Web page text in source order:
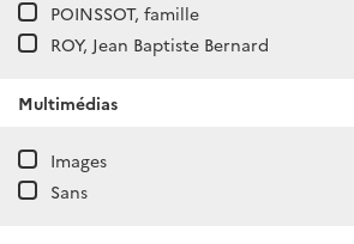
POINSSOT, famille
ROY, Jean Baptiste Bernard
Multimédias
Images
Sans